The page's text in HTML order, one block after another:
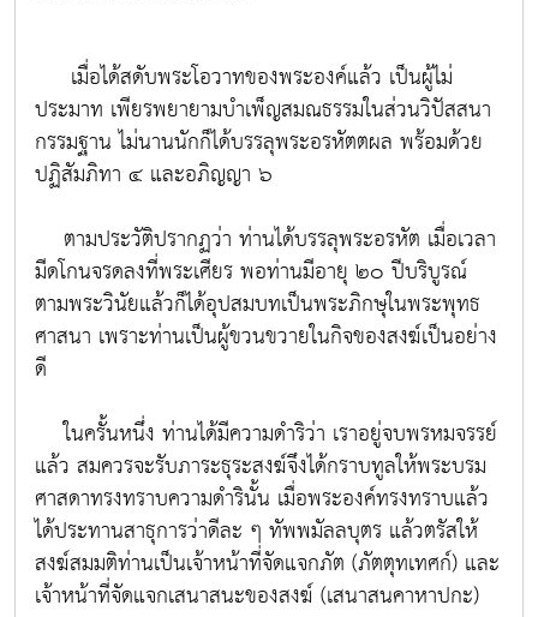
เมื่อได้สดับพระโอวาทของพระองค์แล้ว เป็นผู้ไม่
ประมาท เพียรพยายามบำเพ็ญสมณธรรมในส่วนวิปัสสนา
กรรมฐาน ไม่นานนักก็ได้บรรลุพระอรหัตตผล พร้อมด้วย
ปฏิสัมภิทา ๔ และอภิญญา ๖
ตามประวัติปรากฏว่า ท่านได้บรรลุพระอรหัต เมื่อเวลา
มีดโกนจรดลงที่พระเศียร พอท่านมีอายุ ๒๐ ปีบริบูรณ์
ตามพระวินัยแล้วก็ได้อุปสมบทเป็นพระภิกษุในพระพุทธ
ศาสนา เพราะท่านเป็นผู้ขวนขวายในกิจของสงฆ์เป็นอย่าง
ดี
ในครั้นหนึ่ง ท่านได้มีความดำริว่า เราอยู่จบพรหมจรรย์
แล้ว สมควรจะรับภาระธุระสงฆ์จึงได้กราบทูลให้พระบรม
ศาสดาทรงทราบความดำรินั้น เมื่อพระองค์ทรงทราบแล้ว
ได้ประทานสาธุการว่าดีละ ๆ ทัพพมัลลบุตร แล้วตรัสให้
สงฆ์สมมติท่านเป็นเจ้าหน้าที่จัดแจกภัต (ภัตตุทเทศก์) และ
เจ้าหน้าที่จัดแจกเสนาสนะของสงฆ์ (เสนาสนคาหาปกะ)